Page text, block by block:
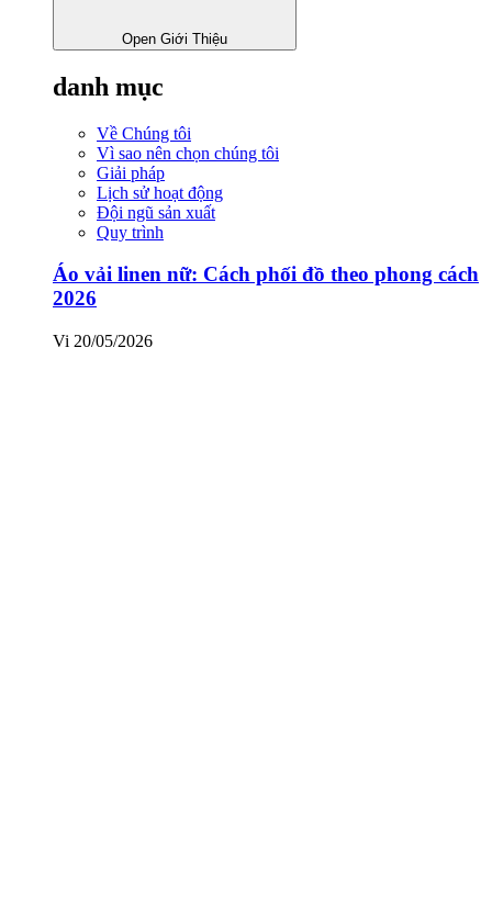
Open Giới Thiệu
danh mục
Về Chúng tôi
Vì sao nên chọn chúng tôi
Giải pháp
Lịch sử hoạt động
Đội ngũ sản xuất
Quy trình
Áo vải linen nữ: Cách phối đồ theo phong cách
2026
Vi 20/05/2026